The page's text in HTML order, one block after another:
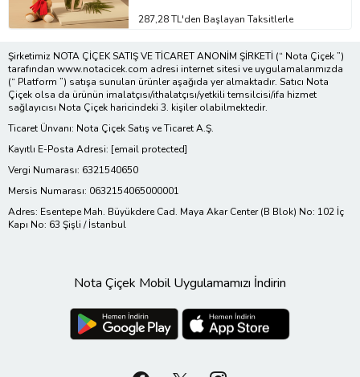
287,28 TL'den Başlayan Taksitlerle
Şirketimiz NOTA ÇİÇEK SATIŞ VE TİCARET ANONİM ŞİRKETİ (“ Nota Çiçek ”)
tarafından www.notacicek.com adresi internet sitesi ve uygulamalarımızda
(“ Platform ”) satışa sunulan ürünler aşağıda yer almaktadır. Satıcı Nota
Çiçek olsa da ürünün imalatçısı/ithalatçısı/yetkili temsilcisi/ifa hizmet
sağlayıcısı Nota Çiçek haricindeki 3. kişiler olabilmektedir.
Ticaret Ünvanı: Nota Çiçek Satış ve Ticaret A.Ş.
Kayıtlı E-Posta Adresi: [email protected]
Vergi Numarası: 6321540650
Mersis Numarası: 0632154065000001
Adres: Esentepe Mah. Büyükdere Cad. Maya Akar Center (B Blok) No: 102 İç
Kapı No: 63 Şişli / İstanbul
Nota Çiçek Mobil Uygulamamızı İndirin